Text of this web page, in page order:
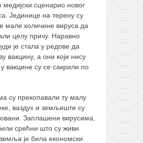
медијски сценарио новог
Јединице на терену су
мале количине вируса да
целу причу. Наравно
је стала у редове да
вакцину, а они који нису
вакцине су се сакрили по
су прекопавали ту малу
ваздух и земљиште су
Заплашени вирусима,
срећни што су живи.
је била економски